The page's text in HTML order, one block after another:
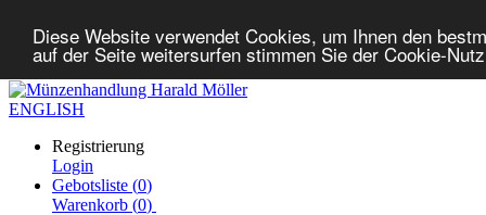
Diese Website verwendet Cookies, um Ihnen den
auf der Seite weitersurfen stimmen Sie der Cookie-
ENGLISH
Registrierung
Login
Gebotsliste (0)
Warenkorb (0)